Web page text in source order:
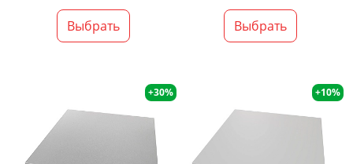
Выбрать Выбрать
+30% +10%